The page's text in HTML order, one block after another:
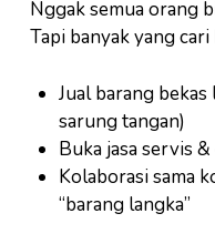
Nggak semua orang
Tapi banyak yang
Jual barang bekas
sarung tangan)
Buka jasa servis
Kolaborasi sama
“barang langka”